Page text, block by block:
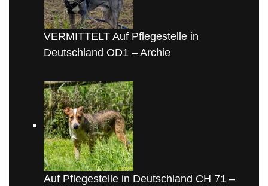
VERMITTELT Auf Pflegestelle in
Deutschland OD1 – Archie
Auf Pflegestelle in Deutschland CH 71 –